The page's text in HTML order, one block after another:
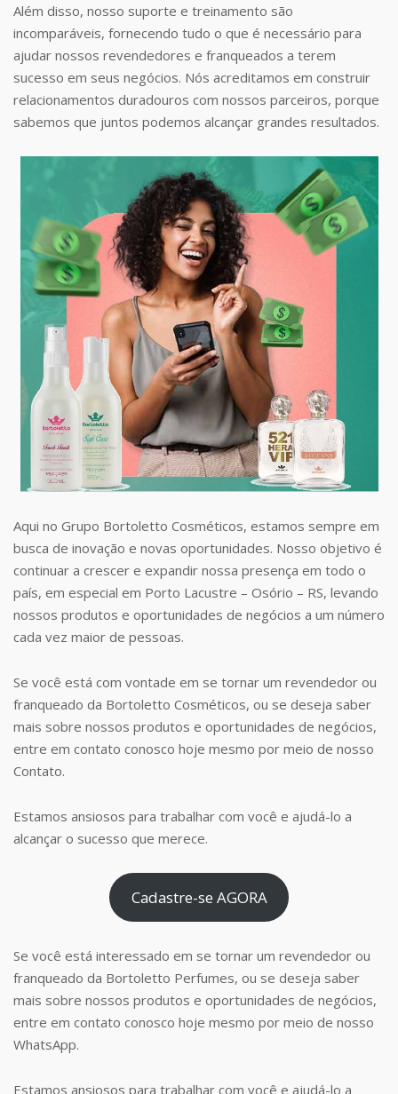
Além disso, nosso suporte e treinamento são
incomparáveis, fornecendo tudo o que é necessário para
ajudar nossos revendedores e franqueados a terem
sucesso em seus negócios. Nós acreditamos em construir
relacionamentos duradouros com nossos parceiros, porque
sabemos que juntos podemos alcançar grandes resultados.
Aqui no Grupo Bortoletto Cosméticos, estamos sempre em
busca de inovação e novas oportunidades. Nosso objetivo é
continuar a crescer e expandir nossa presença em todo o
país, em especial em Porto Lacustre – Osório – RS, levando
nossos produtos e oportunidades de negócios a um número
cada vez maior de pessoas.
Se você está com vontade em se tornar um revendedor ou
franqueado da Bortoletto Cosméticos, ou se deseja saber
mais sobre nossos produtos e oportunidades de negócios,
entre em contato conosco hoje mesmo por meio de nosso
Contato.
Estamos ansiosos para trabalhar com você e ajudá-lo a
alcançar o sucesso que merece.
Cadastre-se AGORA
Se você está interessado em se tornar um revendedor ou
franqueado da Bortoletto Perfumes, ou se deseja saber
mais sobre nossos produtos e oportunidades de negócios,
entre em contato conosco hoje mesmo por meio de nosso
WhatsApp.
Estamos ansiosos para trabalhar com você e ajudá-lo a